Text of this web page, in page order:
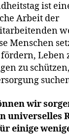
ist
Arbeit der
Menschen
Leben
zu
wir
universelles
einige